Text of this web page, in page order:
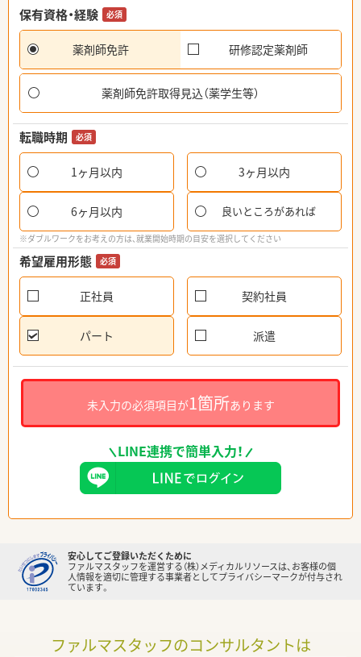
保有資格・経験 必須
薬剤師免許 研修認定薬剤師
薬剤師免許取得見込（薬学生等）
転職時期 必須
1ヶ月以内 3ヶ月以内
6ヶ月以内 良いところがあれば
※ダブルワークをお考えの方は、就業開始時期の目安を選択してください
希望雇用形態 必須
正社員 契約社員
パート 派遣
未入力の必須項目が1箇所あります
LINE連携で簡単入力！
安心してご登録いただくために
ファルマスタッフを運営する（株）メディカルリソースは、お客様の個
人情報を適切に管理する事業者としてプライバシーマークが付与され
ています。
ファルマスタッフのコンサルタントは